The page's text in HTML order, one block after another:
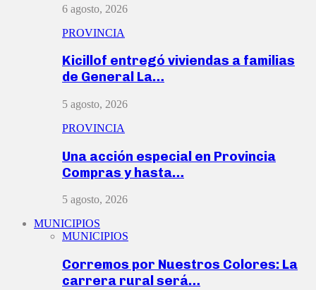
6 agosto, 2026
PROVINCIA
Kicillof entregó viviendas a familias
de General La…
5 agosto, 2026
PROVINCIA
Una acción especial en Provincia
Compras y hasta…
5 agosto, 2026
MUNICIPIOS
MUNICIPIOS
Corremos por Nuestros Colores: La
carrera rural será…